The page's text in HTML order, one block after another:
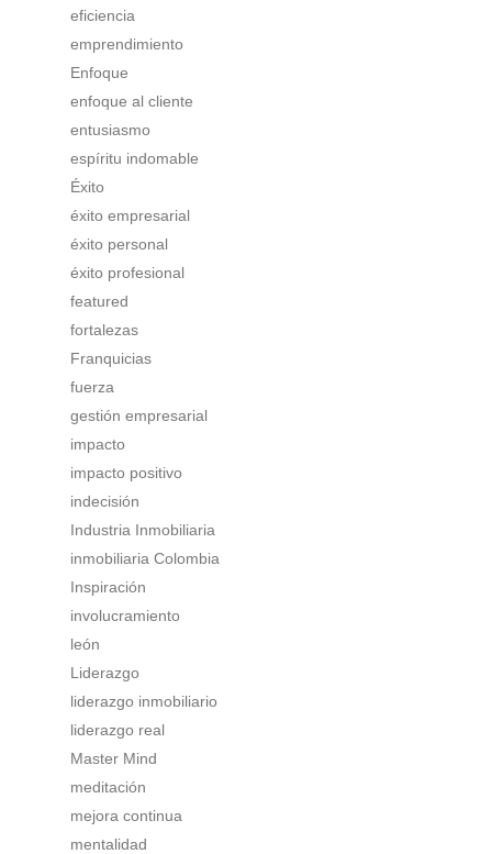
eficiencia
emprendimiento
Enfoque
enfoque al cliente
entusiasmo
espíritu indomable
Éxito
éxito empresarial
éxito personal
éxito profesional
featured
fortalezas
Franquicias
fuerza
gestión empresarial
impacto
impacto positivo
indecisión
Industria Inmobiliaria
inmobiliaria Colombia
Inspiración
involucramiento
león
Liderazgo
liderazgo inmobiliario
liderazgo real
Master Mind
meditación
mejora continua
mentalidad